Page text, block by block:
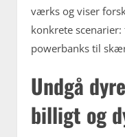
værks og viser
konkrete
powerbanks til
Undgå
billigt og